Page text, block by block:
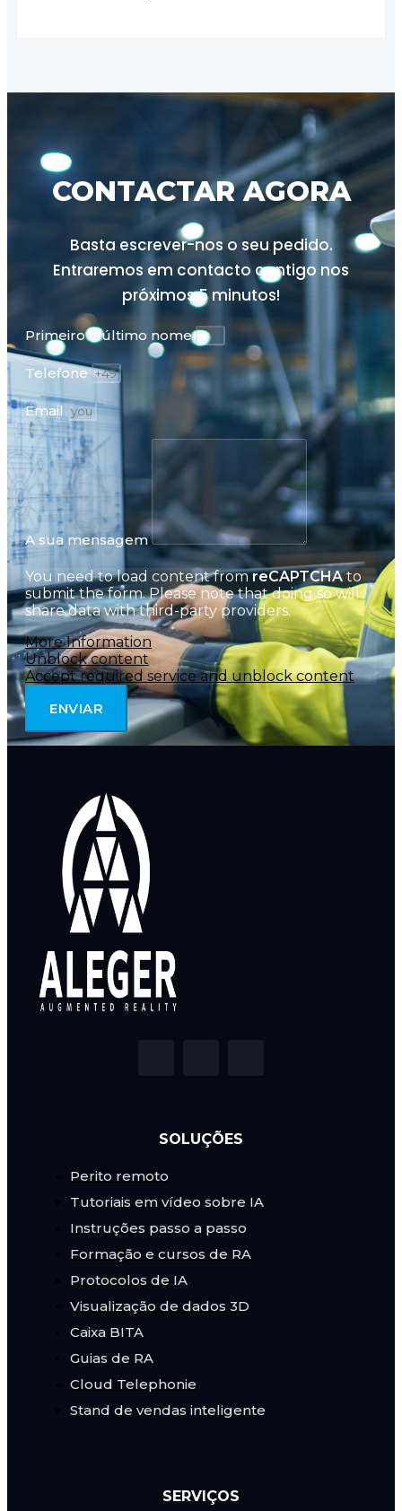
CONTACTAR AGORA
Basta escrever-nos o seu pedido.
Entraremos em contacto contigo nos
próximos5 minutos!
Primeiro e último nome
Telefone
Email
A sua mensagem
You need to load content fromreCAPTCHAto
submit the form. Please note that doing so will
share data with third-party providers.
More Information
Unblock content
Accept required service and unblock content
ENVIAR
SOLUÇÕES
Perito remoto
Tutoriais em vídeo sobre IA
Instruções passo a passo
Formação e cursos de RA
Protocolos de IA
Visualização de dados 3D
Caixa BITA
Guias de RA
Cloud Telephonie
Stand de vendas inteligente
SERVIÇOS